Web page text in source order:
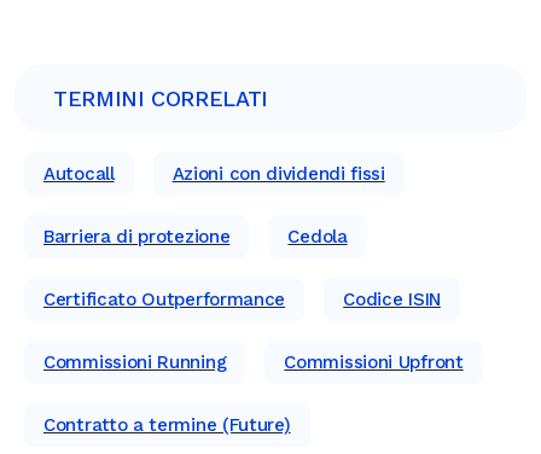
TERMINI CORRELATI
Autocall Azioni con dividendi fissi
Barriera di protezione Cedola
Certificato Outperformance Codice ISIN
Commissioni Running Commissioni Upfront
Contratto a termine (Future)